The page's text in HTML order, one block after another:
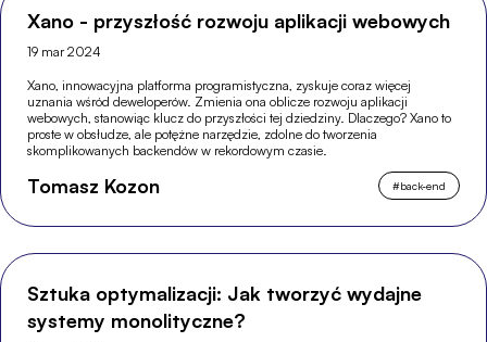
Xano - przyszłość rozwoju aplikacji webowych
19 mar 2024
Xano, innowacyjna platforma programistyczna, zyskuje coraz więcej
uznania wśród deweloperów. Zmienia ona oblicze rozwoju aplikacji
webowych, stanowiąc klucz do przyszłości tej dziedziny. Dlaczego? Xano to
proste w obsłudze, ale potężne narzędzie, zdolne do tworzenia
skomplikowanych backendów w rekordowym czasie.
Tomasz Kozon #back-end
Sztuka optymalizacji: Jak tworzyć wydajne
systemy monolityczne?